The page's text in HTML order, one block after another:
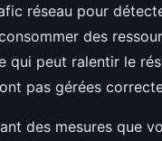
réseau pour
des
qui peut ralentir le
pas gérées
des mesures que